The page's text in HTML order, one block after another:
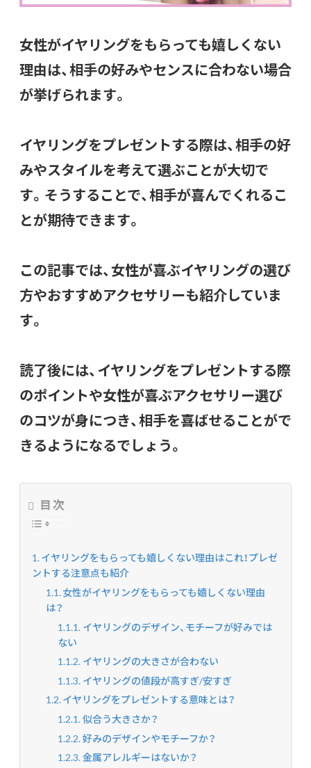
女性がイヤリングをもらっても嬉しくない
理由は、相手の好みやセンスに合わない場合
が挙げられます。
イヤリングをプレゼントする際は、相手の好
みやスタイルを考えて選ぶことが大切で
す。そうすることで、相手が喜んでくれるこ
とが期待できます。
この記事では、女性が喜ぶイヤリングの選び
方やおすすめアクセサリーも紹介していま
す。
読了後には、イヤリングをプレゼントする際
のポイントや女性が喜ぶアクセサリー選び
のコツが身につき、相手を喜ばせることがで
きるようになるでしょう。
目次
イヤリングをもらっても嬉しくない理由はこれ！プレゼ
ントする注意点も紹介
女性がイヤリングをもらっても嬉しくない理由
は？
イヤリングのデザイン、モチーフが好みでは
ない
イヤリングの大きさが合わない
イヤリングの値段が高すぎ/安すぎ
イヤリングをプレゼントする意味とは？
似合う大きさか？
好みのデザインやモチーフか？
金属アレルギーはないか？